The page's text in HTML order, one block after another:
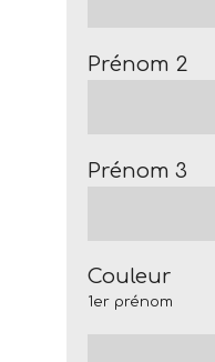
Prénom 2
Prénom 3
Couleur
1er prénom